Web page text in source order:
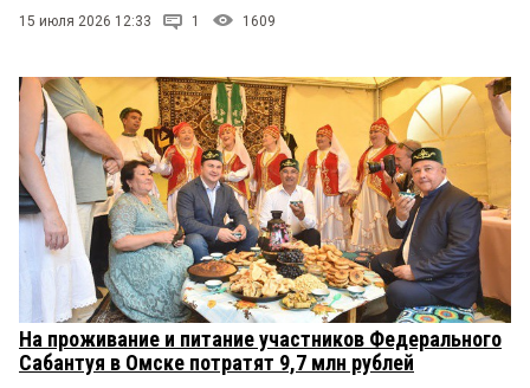
15 июля 2026 12:33 1 1609
На проживание и питание участников Федерального
Сабантуя в Омске потратят 9,7 млн рублей